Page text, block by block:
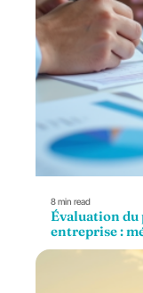
8 min read
Évaluation du
entreprise :